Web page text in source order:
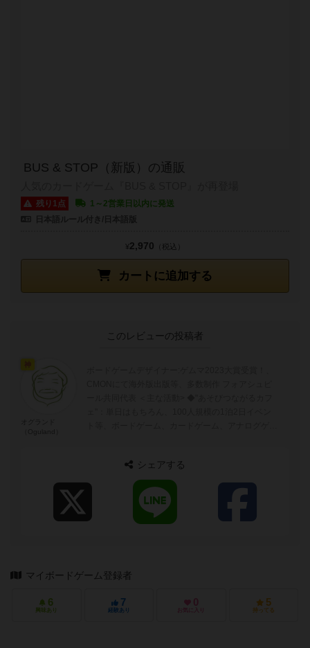
BUS & STOP（新版）の通販
残り1点
1～2営業日以内に発送
カートに追加する
¥2,970 （税込）
このレビューの投稿者
シェアする
マイボードゲーム登録者
6
興味あり
7
経験あり
0
お気に入り
5
持ってる